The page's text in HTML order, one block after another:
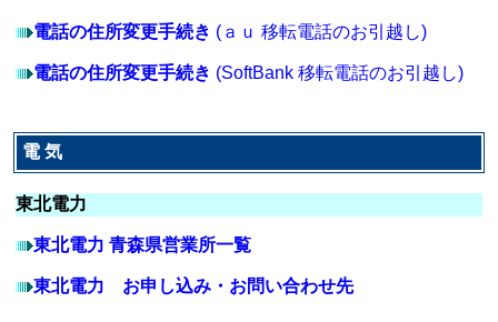
電話の住所変更手続き (ａｕ 移転電話のお引越し)
電話の住所変更手続き (SoftBank 移転電話のお引越し)
電 気
東北電力
東北電力 青森県営業所一覧
東北電力 お申し込み・お問い合わせ先